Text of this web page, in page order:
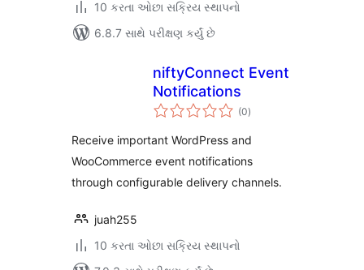
10 કરતા ઓછા સક્રિય સ્થાપનો
6.8.7 સાથે પરીક્ષણ કર્યું છે
niftyConnect Event
Notifications
(0કુલ
રેટિંગ્સ
)
Receive important WordPress and
WooCommerce event notifications
through configurable delivery channels.
juah255
10 કરતા ઓછા સક્રિય સ્થાપનો